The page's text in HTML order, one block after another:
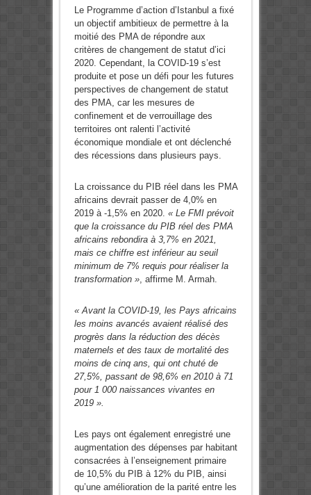
Le Programme d’action d’Istanbul a fixé
un objectif ambitieux de permettre à la
moitié des PMA de répondre aux
critères de changement de statut d’ici
2020. Cependant, la COVID-19 s’est
produite et pose un défi pour les futures
perspectives de changement de statut
des PMA, car les mesures de
confinement et de verrouillage des
territoires ont ralenti l’activité
économique mondiale et ont déclenché
des récessions dans plusieurs pays.
La croissance du PIB réel dans les PMA
africains devrait passer de 4,0% en
2019 à -1,5% en 2020. « Le FMI prévoit
que la croissance du PIB réel des PMA
africains rebondira à 3,7% en 2021,
mais ce chiffre est inférieur au seuil
minimum de 7% requis pour réaliser la
transformation », affirme M. Armah.
« Avant la COVID-19, les Pays africains
les moins avancés avaient réalisé des
progrès dans la réduction des décès
maternels et des taux de mortalité des
moins de cinq ans, qui ont chuté de
27,5%, passant de 98,6% en 2010 à 71
pour 1 000 naissances vivantes en
2019 ».
Les pays ont également enregistré une
augmentation des dépenses par habitant
consacrées à l’enseignement primaire
de 10,5% du PIB à 12% du PIB, ainsi
qu’une amélioration de la parité entre les